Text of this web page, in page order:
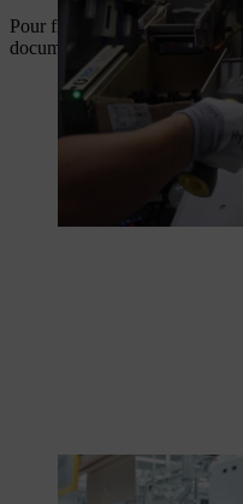
Pour finir, la batterie
documents et livrée.
La batterie professionnelle